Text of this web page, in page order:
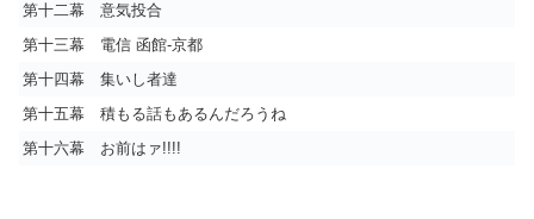
第十二幕 意気投合
第十三幕 電信 函館-京都
第十四幕 集いし者達
第十五幕 積もる話もあるんだろうね
第十六幕 お前はァ!!!!